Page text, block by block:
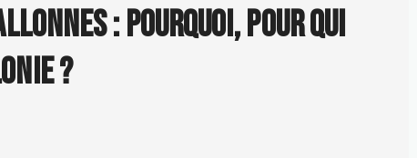
: pourquoi, pour qui
?